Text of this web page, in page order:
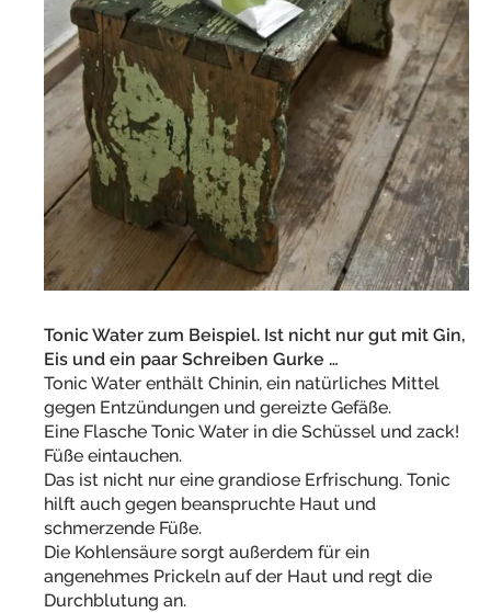
Tonic Water zum Beispiel. Ist nicht nur gut mit Gin,
Eis und ein paar Schreiben Gurke …
Tonic Water enthält Chinin, ein natürliches Mittel
gegen Entzündungen und gereizte Gefäße.
Eine Flasche Tonic Water in die Schüssel und zack!
Füße eintauchen.
Das ist nicht nur eine grandiose Erfrischung. Tonic
hilft auch gegen beanspruchte Haut und
schmerzende Füße.
Die Kohlensäure sorgt außerdem für ein
angenehmes Prickeln auf der Haut und regt die
Durchblutung an.